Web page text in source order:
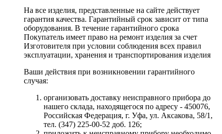
На все изделия, представленные на сайте действует
гарантия качества. Гарантийный срок зависит от типа
оборудования. В течение гарантийного срока
Покупатель имеет право на ремонт изделия за счет
Изготовителя при условии соблюдения всех правил
эксплуатации, хранения и транспортирования изделия
Ваши действия при возникновении гарантийного
случая:
организовать доставку неисправного прибора до
нашего склада, находящегося по адресу - 450076,
Российская Федерация, г. Уфа, ул. Аксакова, 58/1,
тел. (347) 225-00-52 доб. 126;